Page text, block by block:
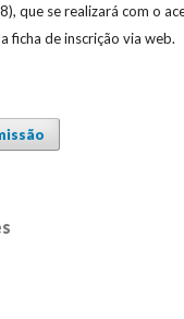
que se realizará com o
ficha de inscrição via web.